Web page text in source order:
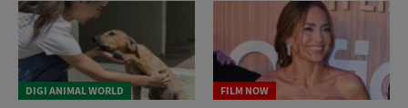
DIGI ANIMAL WORLD FILM NOW